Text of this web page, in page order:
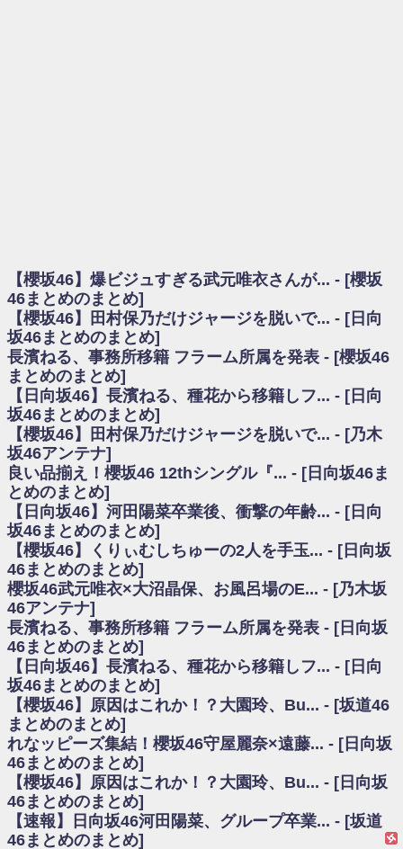
日向坂46まとめのまとめ / 【日向坂46】富田鈴花1st写真集、発売記念記者
会見の模様がこちら！
乃木坂欅坂まとめのまとめ / 【日向坂46】河田陽菜卒業の影響、ガチでデ
カそう...
欅坂あんてな ～欅坂46のニュース・情報・話題をピックアップ / れなッ
ピーズ集結！櫻坂46守屋麗奈×遠藤理子、8/6「ラヴィット！」水曜スタジオ出
演決定
欅坂/日向坂46まとめのまとめ / 【櫻坂46】田村保乃だけジャージを脱いで
いた理由
日向坂46まとめのまとめ / 【日向坂46】若林さん「笑えないぐらい師匠だ
から」佐々木久美と卒業後初の共演の様子がこちら！【激レアさん】
日向坂46まとめのまとめ / 【元日向坂46】情報解禁前で言えない！？丹生
ちゃん、メンバーと会った模様
乃木坂欅坂まとめのまとめ / 【日向坂46】この月、何かあるのか！？『お
願いバッハ！』ミーグリ日程がこちら
欅坂/日向坂46まとめのまとめ / 【櫻坂46】ミーグリで喧嘩！？山下瞳月、
これはマジギレしてる
乃木坂46アンテナ / 【櫻坂46】ハリソン守屋「ゆーづのせいです」【ラヴ
ィット!】
乃木坂あんてな ～乃木坂46・欅坂46・日向坂46のニュース・情報・話題
をピックアップ / 良い品揃え！櫻坂46 12thシングル『Make or Break』オフィ
シャルグッズ絶賛販売受付中
日向坂46まとめのまとめ / 【日向坂46】この月、何かあるのか！？『お願
いバッハ！』ミーグリ日程がこちら
日向坂46まとめのまとめ / 【元日向坂46】この卒業生、めちゃくちゃテレ
ビで見かけるな
欅坂/日向坂46まとめのまとめ / 【櫻坂46】リアルミーグリであの販売も！
『Make or Break』オフィシャルグッズ解禁
乃木坂46アンテナ / 【櫻坂46】ミーグリで喧嘩！？山下瞳月、これはマジ
ギレしてる
乃木坂あんてな ～乃木坂46・欅坂46・日向坂46のニュース・情報・話題
をピックアップ / れなッピーズ集結！櫻坂46守屋麗奈×遠藤理子、8/6「ラヴィ
ット！」水曜スタジオ出演決定
日向坂46まとめのまとめ / 【日向坂46】富田鈴花、次の事務所が決まって
そう！？
【櫻坂46】爆ビジュすぎる武元唯衣さんが... - [櫻坂
46まとめのまとめ]
【櫻坂46】田村保乃だけジャージを脱いで... - [日向
坂46まとめのまとめ]
長濱ねる、事務所移籍 フラーム所属を発表 - [櫻坂46
まとめのまとめ]
【日向坂46】長濱ねる、種花から移籍しフ... - [日向
坂46まとめのまとめ]
【櫻坂46】田村保乃だけジャージを脱いで... - [乃木
坂46アンテナ]
良い品揃え！櫻坂46 12thシングル『... - [日向坂46ま
とめのまとめ]
【日向坂46】河田陽菜卒業後、衝撃の年齢... - [日向
坂46まとめのまとめ]
【櫻坂46】くりぃむしちゅーの2人を手玉... - [日向坂
46まとめのまとめ]
櫻坂46武元唯衣×大沼晶保、お風呂場のE... - [乃木坂
46アンテナ]
長濱ねる、事務所移籍 フラーム所属を発表 - [日向坂
46まとめのまとめ]
【日向坂46】長濱ねる、種花から移籍しフ... - [日向
坂46まとめのまとめ]
【櫻坂46】原因はこれか！？大園玲、Bu... - [坂道46
まとめのまとめ]
れなッピーズ集結！櫻坂46守屋麗奈×遠藤... - [日向坂
46まとめのまとめ]
【櫻坂46】原因はこれか！？大園玲、Bu... - [日向坂
46まとめのまとめ]
【速報】日向坂46河田陽菜、グループ卒業... - [坂道
46まとめのまとめ]